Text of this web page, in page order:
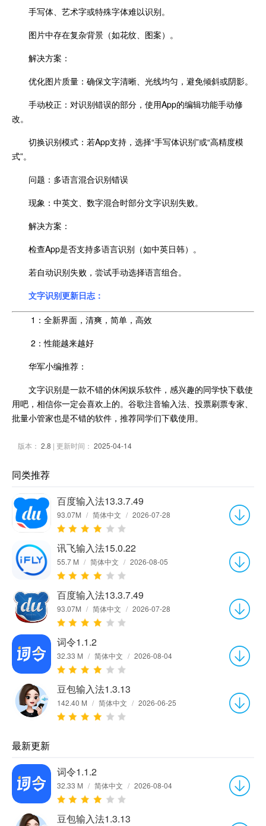
手写体、艺术字或特殊字体难以识别。
图片中存在复杂背景（如花纹、图案）。
解决方案：
优化图片质量：确保文字清晰、光线均匀，避免倾斜或阴影。
手动校正：对识别错误的部分，使用App的编辑功能手动修
改。
切换识别模式：若App支持，选择“手写体识别”或“高精度模
式”。
问题：多语言混合识别错误
现象：中英文、数字混合时部分文字识别失败。
解决方案：
检查App是否支持多语言识别（如中英日韩）。
若自动识别失败，尝试手动选择语言组合。
文字识别更新日志：
1：全新界面，清爽，简单，高效
2：性能越来越好
华军小编推荐：
文字识别是一款不错的休闲娱乐软件，感兴趣的同学快下载使
用吧，相信你一定会喜欢上的。谷歌注音输入法、投票刷票专家、
批量小管家也是不错的软件，推荐同学们下载使用。
版本： 2.8 | 更新时间： 2025-04-14
同类推荐
百度输入法13.3.7.49
93.07M / 简体中文 / 2026-07-28
讯飞输入法15.0.22
55.7 M / 简体中文 / 2026-08-05
百度输入法13.3.7.49
93.07M / 简体中文 / 2026-07-28
词令1.1.2
32.33 M / 简体中文 / 2026-08-04
豆包输入法1.3.13
142.40 M / 简体中文 / 2026-06-25
最新更新
词令1.1.2
32.33 M / 简体中文 / 2026-08-04
豆包输入法1.3.13